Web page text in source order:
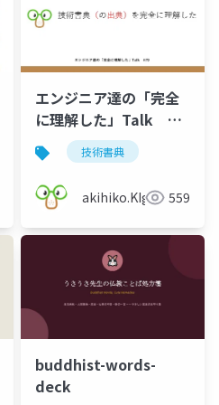
エンジニア達の「完全
に理解した」Talk
#79
技術書典
akihiko.KIgure559
buddhist-words-
deck